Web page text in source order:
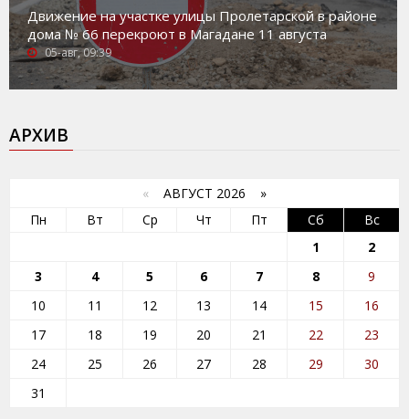
Движение на участке улицы Пролетарской в районе
дома № 66 перекроют в Магадане 11 августа
05-авг, 09:39
АРХИВ
« АВГУСТ 2026 »
Пн
Вт Ср Чт Пт Сб
Вс
1
2
3
4 5 6 7 8
9
10
11 12 13 14 15
16
17
18 19 20 21 22
23
24
25 26 27 28 29
30
31